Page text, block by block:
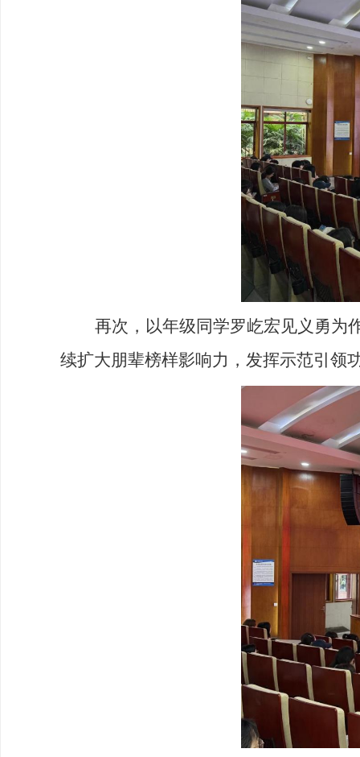
再次，以年级同学罗屹宏见义勇为
续扩大朋辈榜样影响力，发挥示范引领